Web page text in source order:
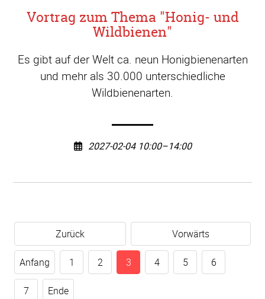
Vortrag zum Thema "Honig- und
Wildbienen"
Es gibt auf der Welt ca. neun Honigbienenarten
und mehr als 30.000 unterschiedliche
Wildbienenarten.
2027-02-04 10:00–14:00
Zurück Vorwärts
Anfang 1 2 3 4 5 6
7 Ende